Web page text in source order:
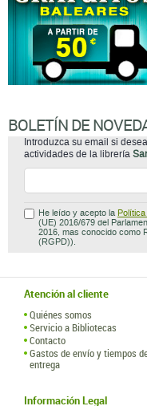
BOLETÍN DE
Introduzca su email si
actividades de la librería
He leído y acepto la
(UE) 2016/679 del
2016, mas conocido como
(RGPD)).
Atención al cliente
Quiénes somos
Servicio a Bibliotecas
Contacto
Gastos de envío y tiempos
entrega
Información Legal